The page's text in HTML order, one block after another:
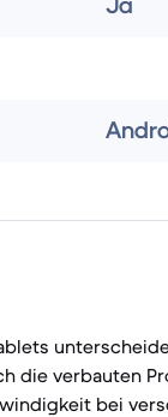
die verbauten
bei